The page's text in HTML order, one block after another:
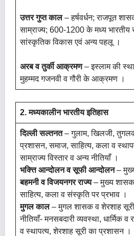
उत्तर गुप्त काल– हर्षवर्धन; राजपूत
साम्राज्य; 600-1200 के मध्य भारतीय
सांस्कृतिक विकास एवं अन्य पहलू ।
अरब व तुर्की आक्रमण– इस्लाम की
मुहम्मद गजनवी व गौरी के आक्रमण ।
2. मध्यकालीन भारतीय इतिहास
दिल्ली सल्तनत– गुलाम, खिलजी,
प्रशासन, समाज, साहित्य, कला व
साम्राज्य विस्तार व अन्य नीतियाँ ।
भक्त्ति आन्दोलन व सूफी आन्दोलन–
बहमनी व विजयनगर राज्य– मुख्य शासक
साहित्य, कला व संस्कृति पर प्रभाव ।
मुगल काल– मुगल शासक व शेरशाह
नीतियाँ- मनसबदारी व्यवस्था, धार्मिक
व स्थापत्य, शेरशाह सूरी का प्रशासन ।